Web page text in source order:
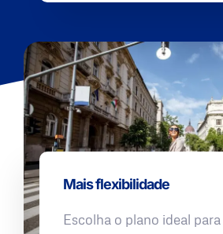
Mais flexibilidade
Escolha o plano ideal